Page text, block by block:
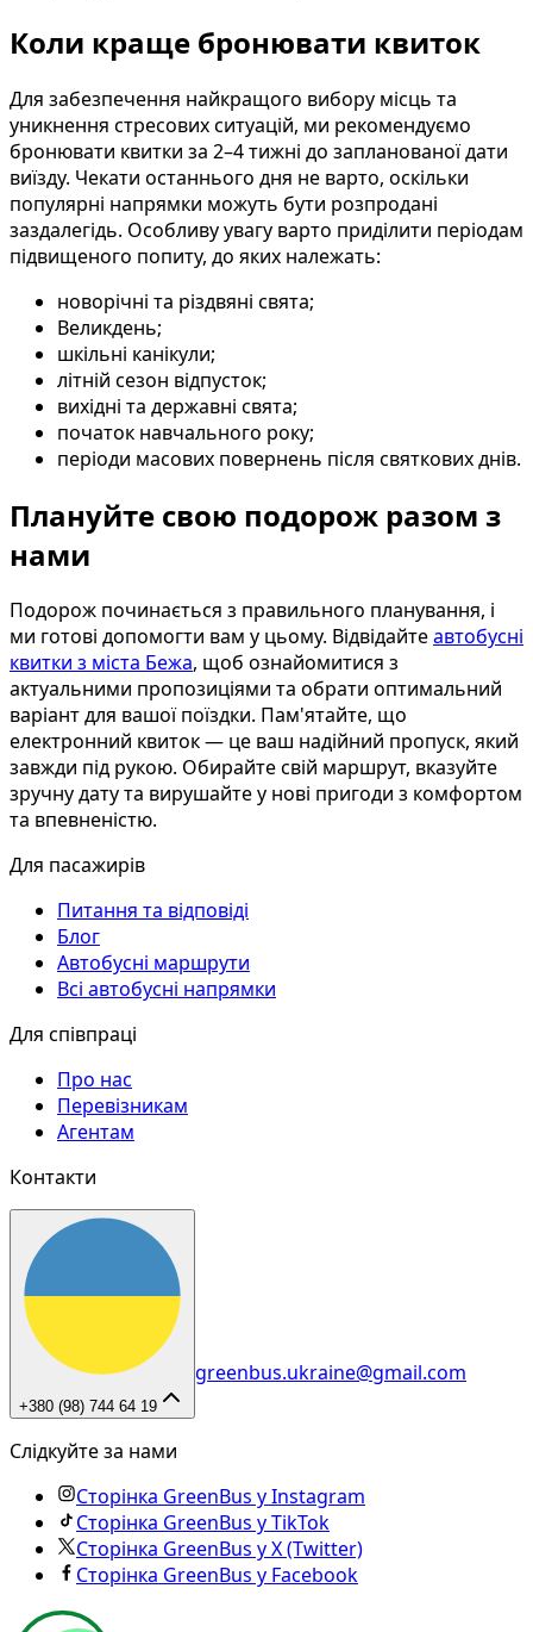
Коли краще бронювати квиток
Для забезпечення найкращого вибору місць та
уникнення стресових ситуацій, ми рекомендуємо
бронювати квитки за 2–4 тижні до запланованої дати
виїзду. Чекати останнього дня не варто, оскільки
популярні напрямки можуть бути розпродані
заздалегідь. Особливу увагу варто приділити періодам
підвищеного попиту, до яких належать:
новорічні та різдвяні свята;
Великдень;
шкільні канікули;
літній сезон відпусток;
вихідні та державні свята;
початок навчального року;
періоди масових повернень після святкових днів.
Плануйте свою подорож разом з
нами
Подорож починається з правильного планування, і
ми готові допомогти вам у цьому. Відвідайтеавтобусні
квитки з міста Бежа, щоб ознайомитися з
актуальними пропозиціями та обрати оптимальний
варіант для вашої поїздки. Пам'ятайте, що
електронний квиток — це ваш надійний пропуск, який
завжди під рукою. Обирайте свій маршрут, вказуйте
зручну дату та вирушайте у нові пригоди з комфортом
та впевненістю.
Для пасажирів
Питання та відповіді
Блог
Автобусні маршрути
Всі автобусні напрямки
Для співпраці
Про нас
Перевізникам
Агентам
Контакти
+380 (98) 744 64 19
greenbus.ukraine@gmail.com
Слідкуйте за нами
Сторінка GreenBus у Instagram
Сторінка GreenBus у TikTok
Сторінка GreenBus у X (Twitter)
Сторінка GreenBus у Facebook